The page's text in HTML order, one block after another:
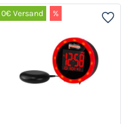
0€ Versand %